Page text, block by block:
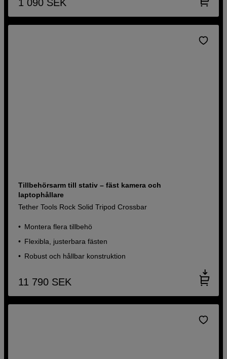
1 090 SEK
Tillbehörsarm till stativ – fäst kamera och
laptophållare
Tether Tools Rock Solid Tripod Crossbar
Montera flera tillbehö
Flexibla, justerbara fästen
Robust och hållbar konstruktion
11 790 SEK